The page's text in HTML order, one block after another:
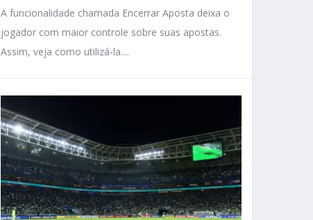
A funcionalidade chamada Encerrar Aposta deixa o
jogador com maior controle sobre suas apostas.
Assim, veja como utilizá-la....